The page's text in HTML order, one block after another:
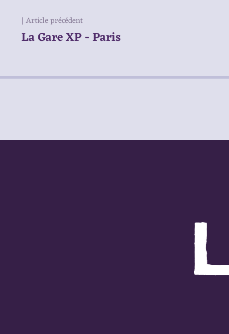
| Article précédent
La Gare XP - Paris